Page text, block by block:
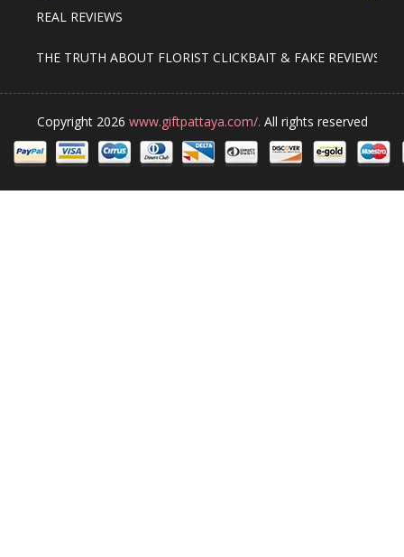
REAL REVIEWS
THE TRUTH ABOUT FLORIST CLICKBAIT & FAKE REVIEWS
Copyright 2026 www.giftpattaya.com/. All rights reserved